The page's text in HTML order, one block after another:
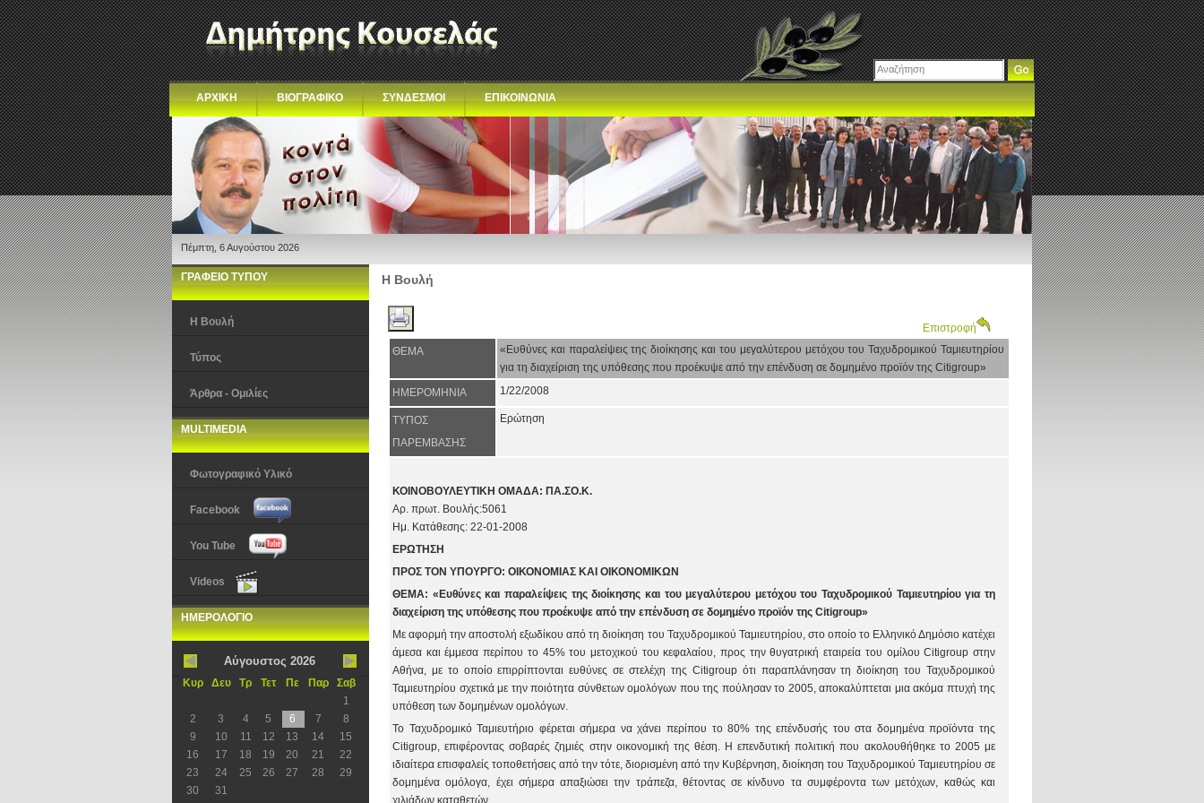
ΑΡΧΙΚΗ ΒΙΟΓΡΑΦΙΚΟ ΣΥΝΔΕΣΜΟΙ ΕΠΙΚΟΙΝΩΝΙΑ
Πέμπτη, 6 Αυγούστου 2026
ΓΡΑΦΕΙΟ ΤΥΠΟΥ
Η Βουλή
Τύπος
Άρθρα - Ομιλίες
MULTIMEDIA
Φωτογραφικό Υλικό
Facebook
You Tube
Videos
ΗΜΕΡΟΛΟΓΙΟ
Αύγουστος 2026
Κυρ Δευ Τρ Τετ Πε Παρ
Σαβ
1
2
3 4 5 6 7
8
9
10 11 12 13 14
15
16
17 18 19 20 21
22
23
24 25 26 27 28
29
30
31
Η Βουλή
Επιστροφή
ΘΕΜΑ
«Ευθύνες και παραλείψεις της διοίκησης και του μεγαλύτερου μετόχου του Ταχυδρομικού Ταμιευτηρίου
για τη διαχείριση της υπόθεσης που προέκυψε από την επένδυση σε δομημένο προϊόν της Citigroup»
ΗΜΕΡΟΜΗΝΙΑ
1/22/2008
ΤΥΠΟΣ
ΠΑΡΕΜΒΑΣΗΣ
Ερώτηση
ΚΟΙΝΟΒΟΥΛΕΥΤΙΚΗ ΟΜΑΔΑ: ΠΑ.ΣΟ.Κ.
Αρ. πρωτ. Βουλής:5061
Ημ. Κατάθεσης: 22-01-2008
ΕΡΩΤΗΣΗ
ΠΡΟΣ ΤΟΝ ΥΠΟΥΡΓΟ: ΟΙΚΟΝΟΜΙΑΣ ΚΑΙ ΟΙΚΟΝΟΜΙΚΩΝ
ΘΕΜΑ: «Ευθύνες και παραλείψεις της διοίκησης και του μεγαλύτερου μετόχου του Ταχυδρομικού Ταμιευτηρίου για τη
διαχείριση της υπόθεσης που προέκυψε από την επένδυση σε δομημένο προϊόν της Citigroup»
Με αφορμή την αποστολή εξωδίκου από τη διοίκηση του Ταχυδρομικού Ταμιευτηρίου, στο οποίο το Ελληνικό Δημόσιο κατέχει
άμεσα και έμμεσα περίπου το 45% του μετοχικού του κεφαλαίου, προς την θυγατρική εταιρεία του ομίλου Citigroup στην
Αθήνα, με το οποίο επιρρίπτονται ευθύνες σε στελέχη της Citigroup ότι παραπλάνησαν τη διοίκηση του Ταχυδρομικού
Ταμιευτηρίου σχετικά με την ποιότητα σύνθετων ομολόγων που της πούλησαν το 2005, αποκαλύπτεται μια ακόμα πτυχή της
υπόθεση των δομημένων ομολόγων.
Το Ταχυδρομικό Ταμιευτήριο φέρεται σήμερα να χάνει περίπου το 80% της επένδυσής του στα δομημένα προϊόντα της
Citigroup, επιφέροντας σοβαρές ζημιές στην οικονομική της θέση. Η επενδυτική πολιτική που ακολουθήθηκε το 2005 με
ιδιαίτερα επισφαλείς τοποθετήσεις από την τότε, διορισμένη από την Κυβέρνηση, διοίκηση του Ταχυδρομικού Ταμιευτηρίου σε
δομημένα ομόλογα, έχει σήμερα απαξιώσει την τράπεζα, θέτοντας σε κίνδυνο τα συμφέροντα των μετόχων, καθώς και
χιλιάδων καταθετών.